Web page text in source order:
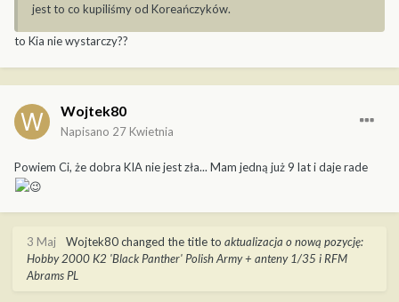
jest to co kupiliśmy od Koreańczyków.
to Kia nie wystarczy??
Wojtek80
Napisano 27 Kwietnia
Powiem Ci, że dobra KIA nie jest zła... Mam jedną już 9 lat i daje rade
3 Maj Wojtek80changed the title to aktualizacja o nową pozycję:
Hobby 2000 K2 'Black Panther' Polish Army + anteny 1/35 i RFM
Abrams PL